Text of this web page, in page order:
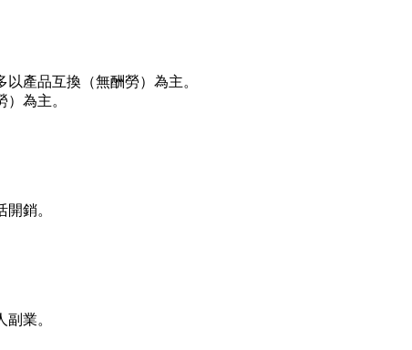
產品互換（無酬勞）為主。
為主。
銷。
業。